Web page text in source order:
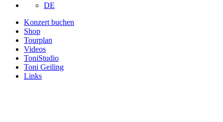
DE
Konzert buchen
Shop
Tourplan
Videos
ToniStudio
Toni Geiling
Links